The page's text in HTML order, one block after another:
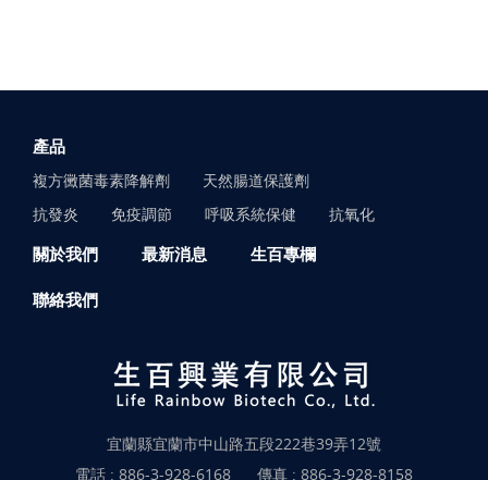
產品
複方黴菌毒素降解劑
天然腸道保護劑
抗發炎
免疫調節 呼吸系統保健 抗氧化
關於我們 最新消息 生百專欄
聯絡我們
宜蘭縣宜蘭市中山路五段222巷39弄12號
電話 : 886-3-928-6168 傳真 : 886-3-928-8158